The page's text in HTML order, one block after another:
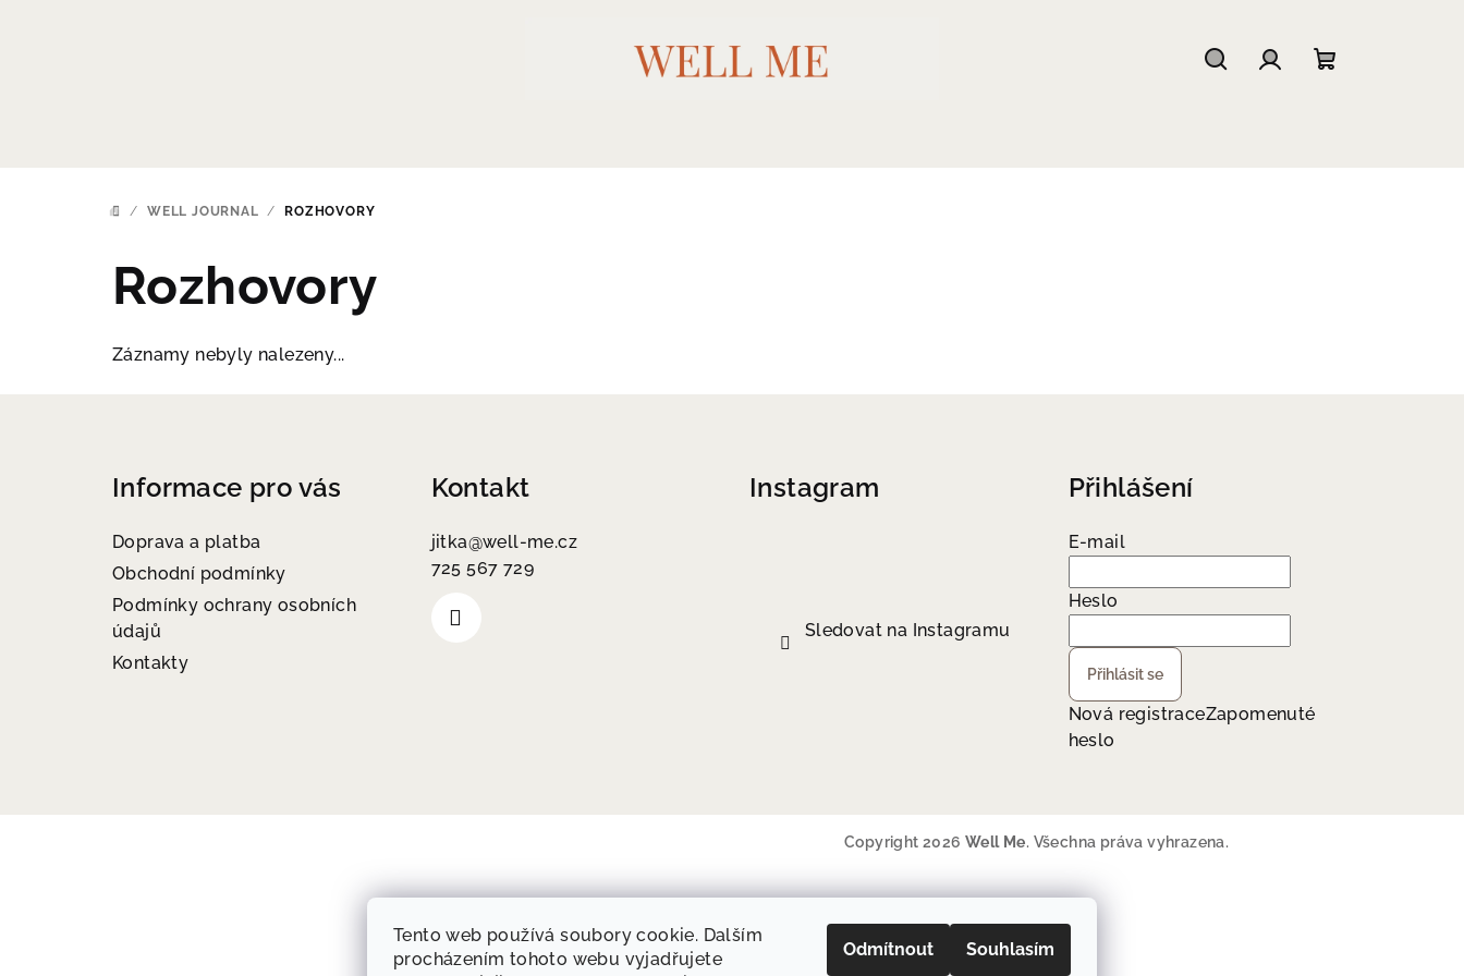
Tento web používá soubory cookie. Dalším
procházením tohoto webu vyjadřujete
Odmítnout Souhlasím
DOMŮ
/ WELL JOURNAL / ROZHOVORY
Rozhovory
Záznamy nebyly nalezeny...
Informace pro vás
Doprava a platba
Obchodní podmínky
Podmínky ochrany osobních
údajů
Kontakty
Kontakt
jitka@well-me.cz
725 567 729
Instagram
Sledovat na Instagramu
Přihlášení
E-mail
Heslo
Přihlásit se
Nová registraceZapomenuté
heslo
Copyright 2026 Well Me. Všechna práva vyhrazena.